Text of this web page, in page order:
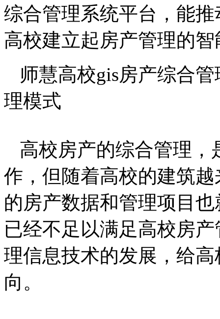
综合管理系统平台，能
高校建立起房产管理的
师慧高校gis房产综合
理模式
高校房产的综合管理，
作，但随着高校的建筑
的房产数据和管理项目
已经不足以满足高校房
理信息技术的发展，给
向。